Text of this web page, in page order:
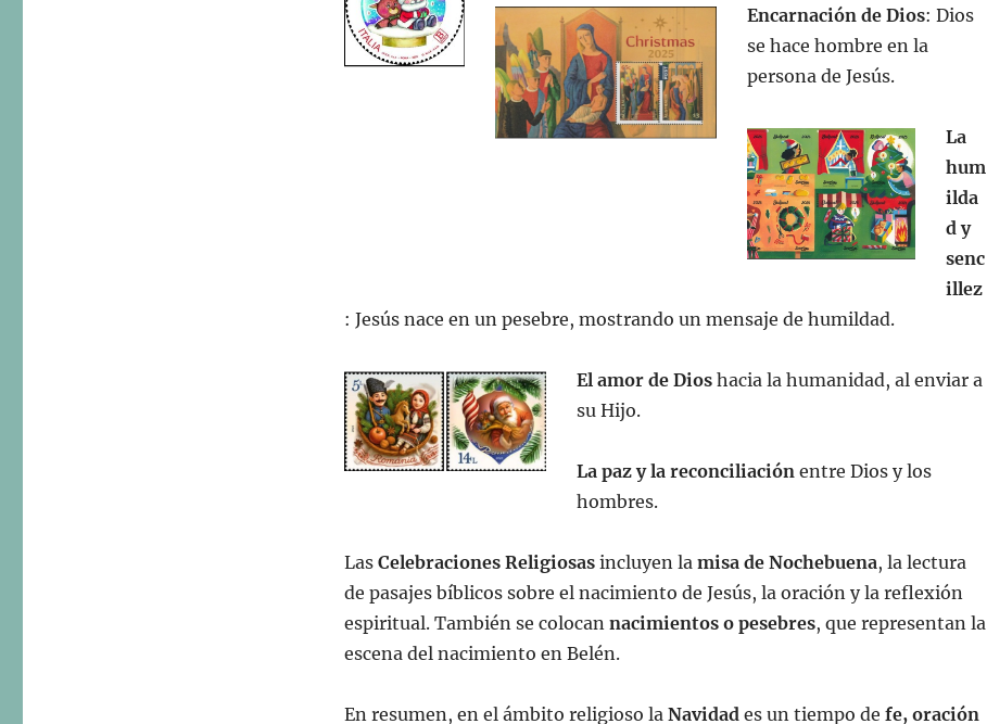
Encarnación de Dios: Dios
se hace hombre en la
persona de Jesús.
La
hum
ilda
d y
senc
illez
: Jesús nace en un pesebre, mostrando un mensaje de humildad.
El amor de Dioshacia la humanidad, al enviar a
su Hijo.
La paz y la reconciliaciónentre Dios y los
hombres.
Las Celebraciones Religiosasincluyen la misa de Nochebuena, la lectura
de pasajes bíblicos sobre el nacimiento de Jesús, la oración y la reflexión
espiritual. También se colocan nacimientos o pesebres, que representan la
escena del nacimiento en Belén.
En resumen, en el ámbito religioso la Navidades un tiempo de fe, oración